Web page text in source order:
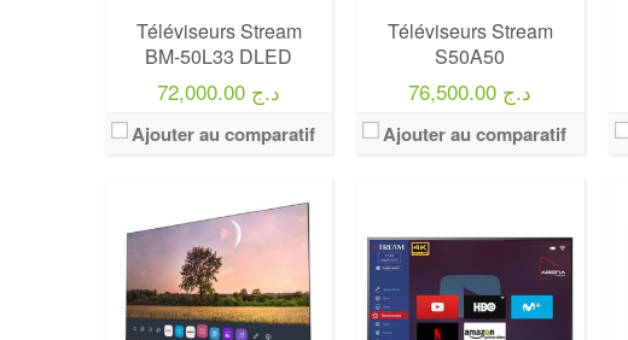
Téléviseurs Stream
BM-50L33 DLED
72,000.00 د.ج
Ajouter au comparatif
Téléviseurs Stream
S50A50
76,500.00 د.ج
Ajouter au comparatif
Marque:LG
75000
Définition:UHD TV
View Details →
Prix: 75000
Définition:UHD TV
View Details →